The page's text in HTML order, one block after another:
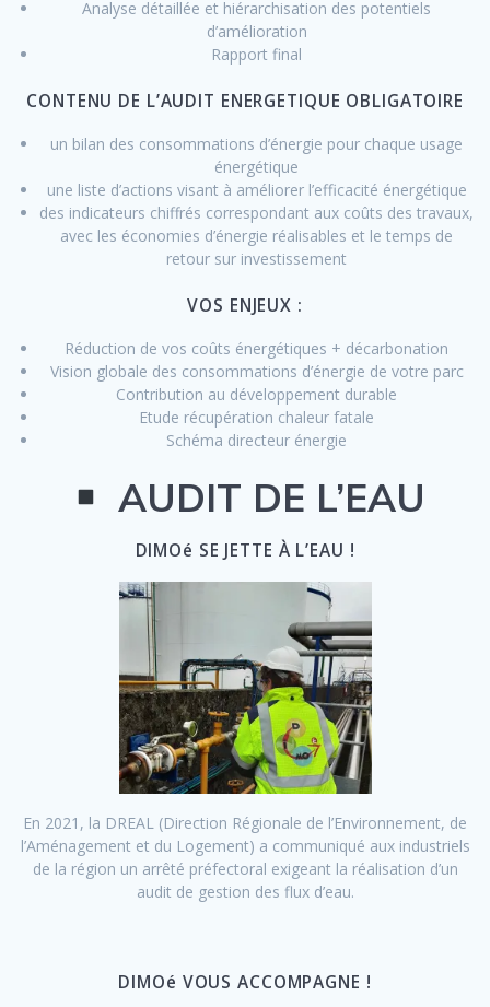
Analyse détaillée et hiérarchisation des potentiels
d’amélioration
Rapport final
CONTENU DE L’AUDIT ENERGETIQUE OBLIGATOIRE
un bilan des consommations d’énergie pour chaque usage
énergétique
une liste d’actions visant à améliorer l’efficacité énergétique
des indicateurs chiffrés correspondant aux coûts des travaux,
avec les économies d’énergie réalisables et le temps de
retour sur investissement
VOS ENJEUX :
Réduction de vos coûts énergétiques + décarbonation
Vision globale des consommations d’énergie de votre parc
Contribution au développement durable
Etude récupération chaleur fatale
Schéma directeur énergie
AUDIT DE L’EAU
DIMOé SE JETTE À L’EAU !
En 2021, la DREAL (Direction Régionale de l’Environnement, de
l’Aménagement et du Logement) a communiqué aux industriels
de la région un arrêté préfectoral exigeant la réalisation d’un
audit de gestion des flux d’eau.
DIMOé VOUS ACCOMPAGNE !